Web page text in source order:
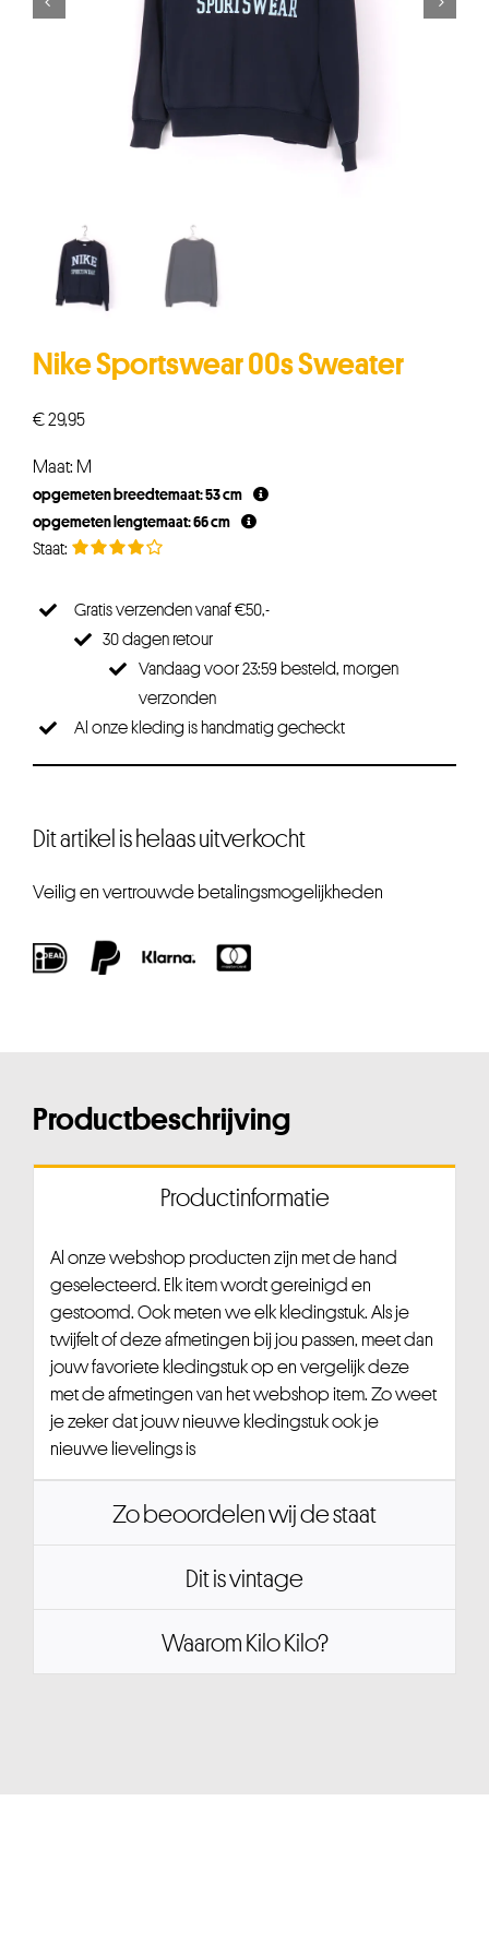
Nike Sportswear 00s Sweater
€29,95
Maat: M
opgemeten breedtemaat: 53 cm
opgemeten lengtemaat: 66 cm
Gratis verzenden vanaf €50,-
30 dagen retour
Vandaag voor 23:59 besteld, morgen
verzonden
Al onze kleding is handmatig gecheckt
Dit artikel is helaas uitverkocht
Veilig en vertrouwde betalingsmogelijkheden
Productbeschrijving
Productinformatie
Al onze webshop producten zijn met de hand
geselecteerd. Elk item wordt gereinigd en
gestoomd. Ook meten we elk kledingstuk. Als je
twijfelt of deze afmetingen bij jou passen, meet dan
jouw favoriete kledingstuk op en vergelijk deze
met de afmetingen van het webshop item. Zo weet
je zeker dat jouw nieuwe kledingstuk ook je
nieuwe lievelings is
Zo beoordelen wij de staat
Dit is vintage
Waarom Kilo Kilo?